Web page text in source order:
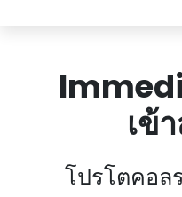
เข้
โปรโตคอล